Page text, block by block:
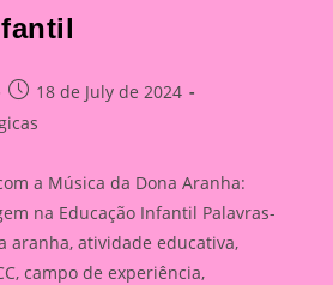
Post
published:
18 de July de 2024
a Música da Dona Aranha:
na Educação Infantil Palavras-
aranha, atividade educativa,
campo de experiência,